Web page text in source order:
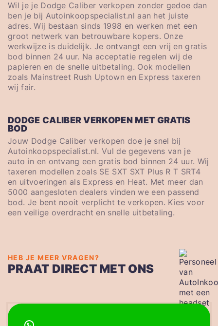
Wil je je Dodge Caliber verkopen zonder gedoe dan
ben je bij Autoinkoopspecialist.nl aan het juiste
adres. Wij bestaan sinds 1998 en werken met een
groot netwerk van betrouwbare kopers. Onze
werkwijze is duidelijk. Je ontvangt een vrij en gratis
bod binnen 24 uur. Na acceptatie regelen wij de
papieren en de snelle uitbetaling. Ook modellen
zoals Mainstreet Rush Uptown en Express taxeren
wij fair.
DODGE CALIBER VERKOPEN MET GRATIS
BOD
Jouw Dodge Caliber verkopen doe je snel bij
Autoinkoopspecialist.nl. Vul de gegevens van je
auto in en ontvang een gratis bod binnen 24 uur. Wij
taxeren modellen zoals SE SXT SXT Plus R T SRT4
en uitvoeringen als Express en Heat. Met meer dan
5000 aangesloten dealers vinden we een passend
bod. Je bent nooit verplicht te verkopen. Kies voor
een veilige overdracht en snelle uitbetaling.
HEB JE MEER VRAGEN?
PRAAT DIRECT MET ONS